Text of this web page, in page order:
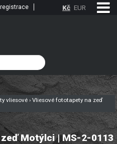
vliesové ›Vliesové fototapety na zeď
Motýlci | MS-2-0113
Kč EUR